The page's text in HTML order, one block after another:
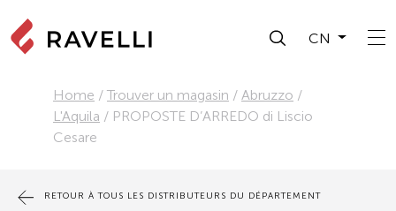
CN
Home / Trouver un magasin / Abruzzo /
L'Aquila / PROPOSTE D’ARREDO di Liscio
Cesare
RETOUR À TOUS LES DISTRIBUTEURS DU DÉPARTEMENT